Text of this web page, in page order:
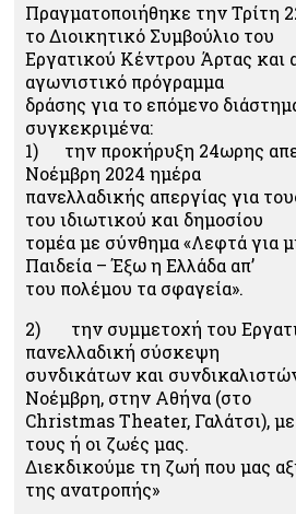
Πραγματοποιήθηκε την Τρίτη
το Διοικητικό Συμβούλιο του
Εργατικού Κέντρου Άρτας
αγωνιστικό πρόγραμμα
δράσης για το επόμενο
συγκεκριμένα:
1) την προκήρυξη 24ωρης
Νοέμβρη 2024 ημέρα
πανελλαδικής απεργίας για
του ιδιωτικού και δημοσίου
τομέα με σύνθημα «Λεφτά για
Παιδεία – Έξω η Ελλάδα απ’
του πολέμου τα σφαγεία».
2) την συμμετοχή του
πανελλαδική σύσκεψη
συνδικάτων και
Νοέμβρη, στην Αθήνα (στο
Christmas Theater, Γαλάτσι),
τους ή οι ζωές μας.
Διεκδικούμε τη ζωή που μας
της ανατροπής»